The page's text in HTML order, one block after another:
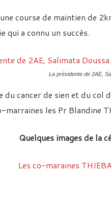
course de maintien de
qui a connu un succès.
La présidente de 2AE,
du cancer de sien et du col
les Pr Blandine
Quelques images de la